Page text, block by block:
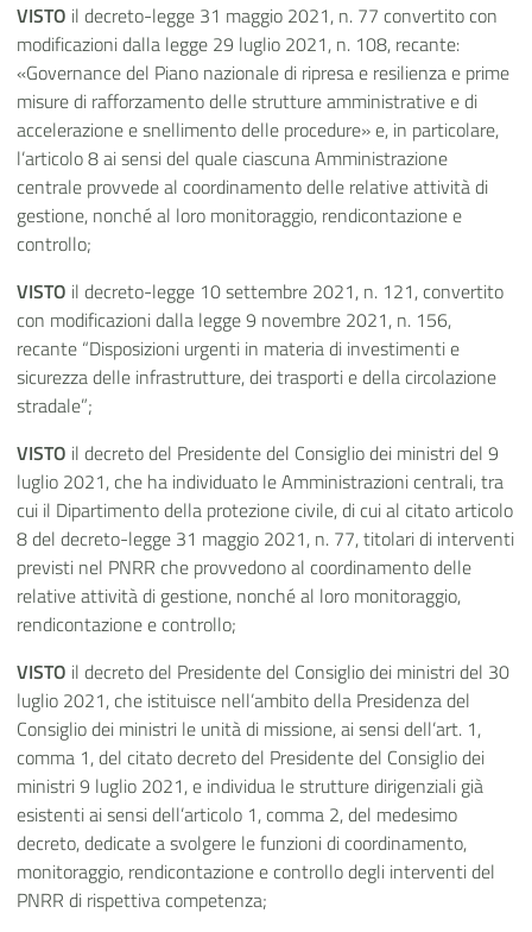
VISTO il decreto-legge 31 maggio 2021, n. 77 convertito con
modificazioni dalla legge 29 luglio 2021, n. 108, recante:
«Governance del Piano nazionale di ripresa e resilienza e prime
misure di rafforzamento delle strutture amministrative e di
accelerazione e snellimento delle procedure» e, in particolare,
l’articolo 8 ai sensi del quale ciascuna Amministrazione
centrale provvede al coordinamento delle relative attività di
gestione, nonché al loro monitoraggio, rendicontazione e
controllo;
VISTO il decreto-legge 10 settembre 2021, n. 121, convertito
con modificazioni dalla legge 9 novembre 2021, n. 156,
recante “Disposizioni urgenti in materia di investimenti e
sicurezza delle infrastrutture, dei trasporti e della circolazione
stradale”;
VISTO il decreto del Presidente del Consiglio dei ministri del 9
luglio 2021, che ha individuato le Amministrazioni centrali, tra
cui il Dipartimento della protezione civile, di cui al citato articolo
8 del decreto-legge 31 maggio 2021, n. 77, titolari di interventi
previsti nel PNRR che provvedono al coordinamento delle
relative attività di gestione, nonché al loro monitoraggio,
rendicontazione e controllo;
VISTO il decreto del Presidente del Consiglio dei ministri del 30
luglio 2021, che istituisce nell’ambito della Presidenza del
Consiglio dei ministri le unità di missione, ai sensi dell’art. 1,
comma 1, del citato decreto del Presidente del Consiglio dei
ministri 9 luglio 2021, e individua le strutture dirigenziali già
esistenti ai sensi dell’articolo 1, comma 2, del medesimo
decreto, dedicate a svolgere le funzioni di coordinamento,
monitoraggio, rendicontazione e controllo degli interventi del
PNRR di rispettiva competenza;